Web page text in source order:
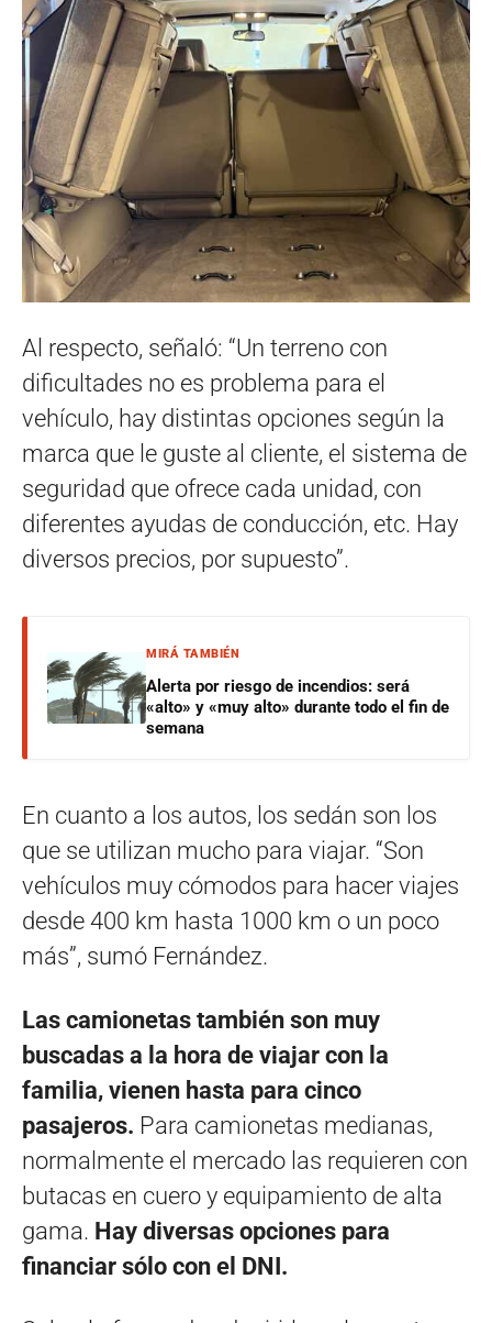
Al respecto, señaló: “Un terreno con
dificultades no es problema para el
vehículo, hay distintas opciones según la
marca que le guste al cliente, el sistema de
seguridad que ofrece cada unidad, con
diferentes ayudas de conducción, etc. Hay
diversos precios, por supuesto”.
MIRÁ TAMBIÉN
Alerta por riesgo de incendios: será
«alto» y «muy alto» durante todo el fin de
semana
En cuanto a los autos, los sedán son los
que se utilizan mucho para viajar. “Son
vehículos muy cómodos para hacer viajes
desde 400 km hasta 1000 km o un poco
más”, sumó Fernández.
Las camionetas también son muy
buscadas a la hora de viajar con la
familia, vienen hasta para cinco
pasajeros. Para camionetas medianas,
normalmente el mercado las requieren con
butacas en cuero y equipamiento de alta
gama. Hay diversas opciones para
financiar sólo con el DNI.